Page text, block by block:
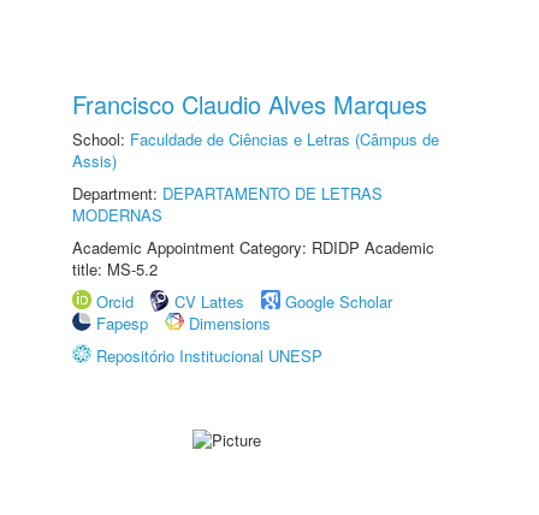
Francisco Claudio Alves Marques
School: Faculdade de Ciências e Letras (Câmpus de
Assis)
Department: DEPARTAMENTO DE LETRAS
MODERNAS
Academic Appointment Category: RDIDP Academic
title: MS-5.2
Orcid
CV Lattes
Google Scholar
Fapesp
Dimensions
Repositório Institucional UNESP